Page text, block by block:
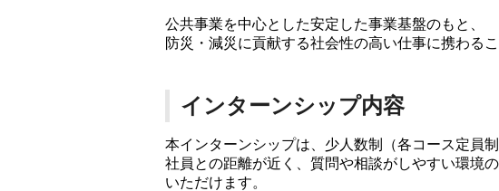
公共事業を中心とした安定した事業基盤のもと、
防災・減災に貢献する社会性の高い仕事に携わるこ
インターンシップ内容
本インターンシップは、少人数制（各コース定員制
社員との距離が近く、質問や相談がしやすい環境
いただけます。